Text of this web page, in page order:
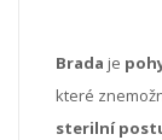
Brada je
které
sterilní